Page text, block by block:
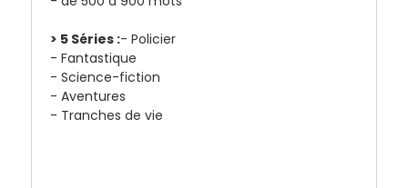
> 5 Séries :- Policier
- Fantastique
- Science-fiction
- Aventures
- Tranches de vie